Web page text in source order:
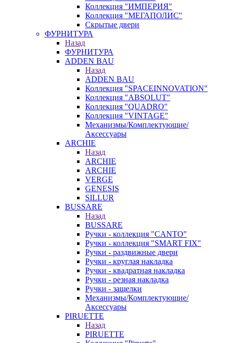
Коллекция "ИМПЕРИЯ"
Коллекция "МЕГАПОЛИС"
Скрытые двери
ФУРНИТУРА
Назад
ФУРНИТУРА
ADDEN BAU
Назад
ADDEN BAU
Коллекция "SPACEINNOVATION"
Коллекция "ABSOLUT"
Коллекция "QUADRO"
Коллекция "VINTAGE"
Механизмы/Комплектующие/
Аксессуары
ARCHIE
Назад
ARCHIE
ARCHIE
VERGE
GENESIS
SILLUR
BUSSARE
Назад
BUSSARE
Ручки - коллекция "CANTO"
Ручки - коллекция "SMART FIX"
Ручки - раздвижные двери
Ручки - круглая накладка
Ручки - квадратная накладка
Ручки - резная накладка
Ручки - защелки
Механизмы/Комплектующие/
Аксессуары
PIRUETTE
Назад
PIRUETTE